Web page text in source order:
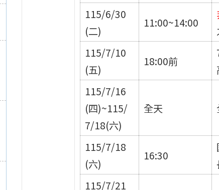
115/6/30
(二)
11:00~14:00
115/7/10
(五)
18:00前
115/7/16
(四)~115/
7/18(六)
全天
115/7/18
(六)
16:30
115/7/21